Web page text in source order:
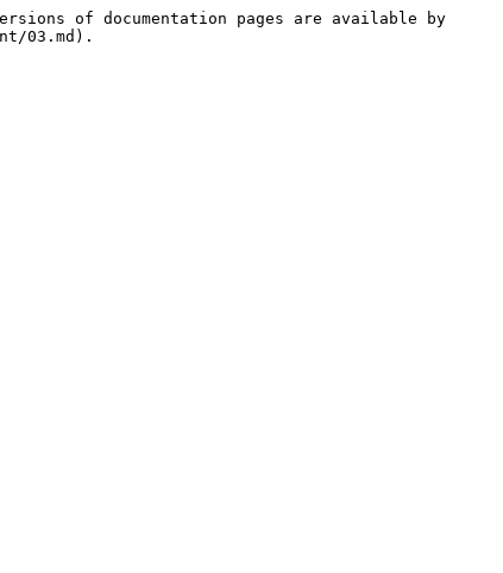
of documentation pages are available by
03.md).